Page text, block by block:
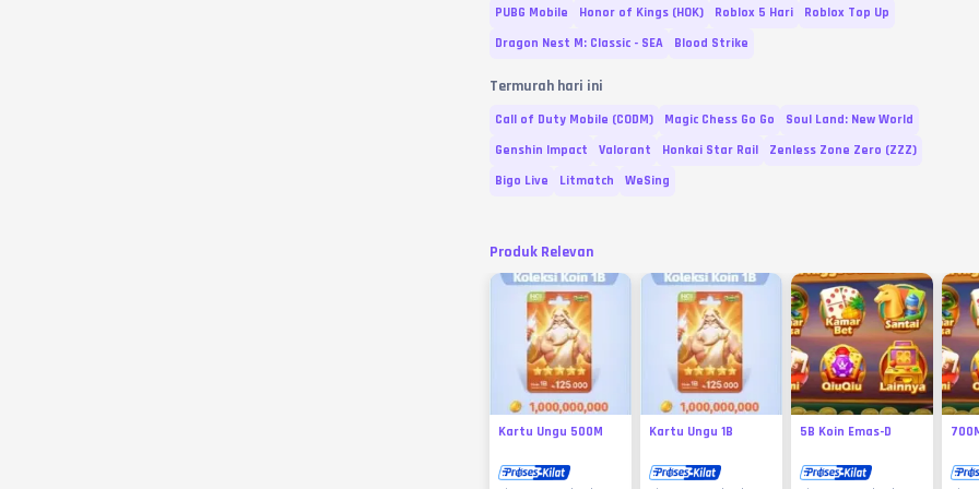
PUBG Mobile
Honor of Kings (HOK) Roblox 5 Hari
Roblox Top Up
Dragon Nest M: Classic - SEA
Blood Strike
Termurah hari ini
Call of Duty Mobile (CODM) Magic Chess Go Go
Soul Land: New World
Genshin Impact
Valorant Honkai Star Rail
Zenless Zone Zero (ZZZ)
Bigo Live
Litmatch WeSing
Produk Relevan
Kartu Ungu 500M Kartu Ungu 1B 5B Koin Emas-D